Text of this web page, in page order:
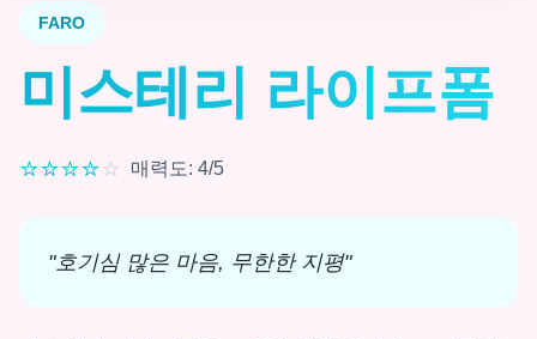
FARO
미스테리 라이프폼
⭐⭐⭐⭐⭐ 매력도: 4/5
"호기심 많은 마음, 무한한 지평"